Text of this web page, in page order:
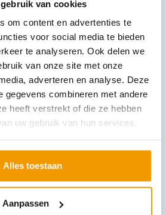
van cookies
om content en advertenties te
voor social media te bieden
te analyseren. Ook delen we
van onze site met onze
adverteren en analyse. Deze
gegevens combineren met andere
heeft verstrekt of die ze hebben
uw gebruik van hun services.
Alles toestaan
Aanpassen
op Rol
Opties bekijken
Leverbaar